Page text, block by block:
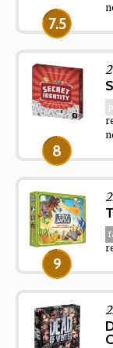
7.5
8
9